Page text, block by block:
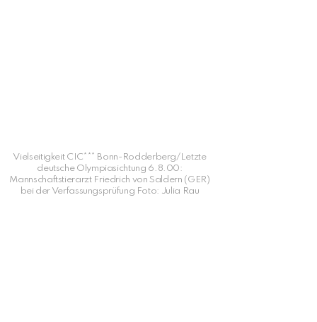
Vielseitigkeit CIC*** Bonn-Rodderberg/Letzte
deutsche Olympiasichtung 6.8.00:
Mannschaftstierarzt Friedrich von Saldern (GER)
bei der Verfassungsprüfung Foto: Julia Rau